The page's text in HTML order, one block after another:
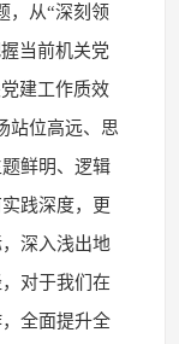
，从“深刻领
当前机关党
建工作质效
站位高远、思
鲜明、逻辑
践深度，更
深入浅出地
对于我们在
全面提升全